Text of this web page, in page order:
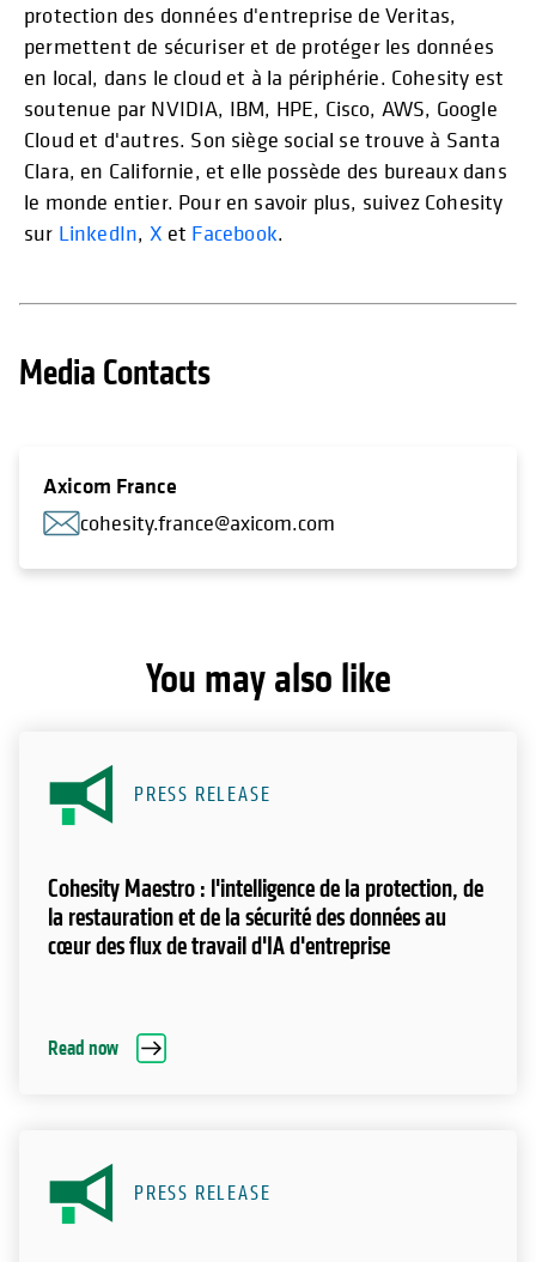
protection des données d'entreprise de Veritas,
permettent de sécuriser et de protéger les données
en local, dans le cloud et à la périphérie. Cohesity est
soutenue par NVIDIA, IBM, HPE, Cisco, AWS, Google
Cloud et d'autres. Son siège social se trouve à Santa
Clara, en Californie, et elle possède des bureaux dans
le monde entier. Pour en savoir plus, suivez Cohesity
sur LinkedIn, X et Facebook.
Media Contacts
Axicom France
cohesity.france@axicom.com
You may also like
PRESS RELEASE
Cohesity Maestro : l'intelligence de la protection, de
la restauration et de la sécurité des données au
cœur des flux de travail d'IA d'entreprise
Read now
PRESS RELEASE